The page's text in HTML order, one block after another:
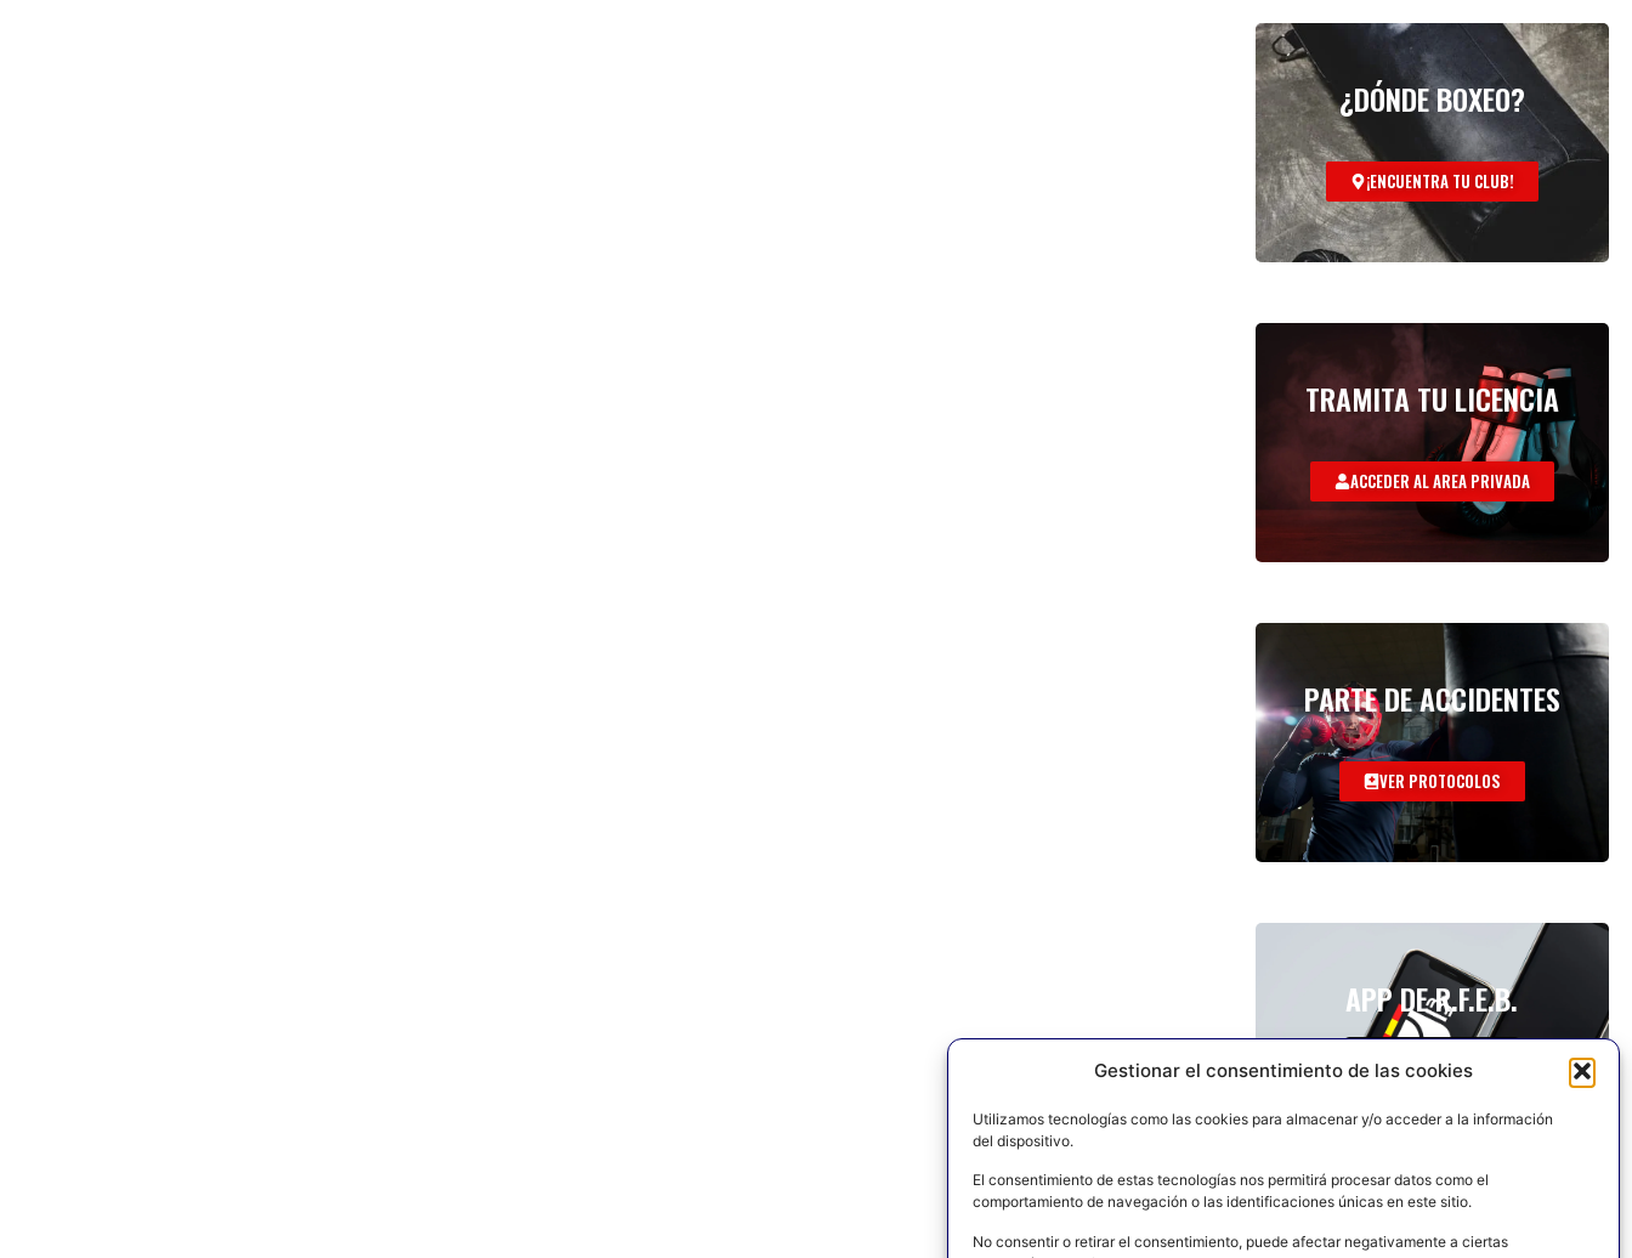
Gestionar el consentimiento de las cookies
Utilizamos tecnologías como las cookies para almacenar y/o acceder a la información
del dispositivo.
El consentimiento de estas tecnologías nos permitirá procesar datos como el
comportamiento de navegación o las identificaciones únicas en este sitio.
No consentir o retirar el consentimiento, puede afectar negativamente a ciertas
¿DÓNDE BOXEO?
¡ENCUENTRA TU CLUB!
TRAMITA TU LICENCIA
ACCEDER AL AREA PRIVADA
PARTE DE ACCIDENTES
VER PROTOCOLOS
APP DE R.F.E.B.